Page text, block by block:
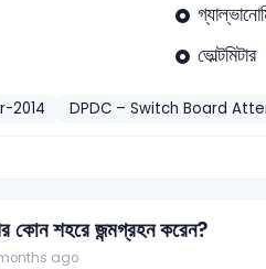
ভোল্টমিটার
2014 DPDC – Switch Board
কোন শহরে জন্মগ্রহন করেন?
ago